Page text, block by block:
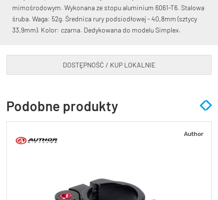
KryptoFlex Key Cable
34,90 zł* 89,00 zł*
mimośrodowym. Wykonana ze stopu aluminium 6061-T6. Stalowa
śruba. Waga: 52g. Średnica rury podsiodłowej - 40,8mm (sztycy
33,9mm). Kolor: czarna. Dedykowana do modelu Simplex.
DOSTĘPNOŚĆ / KUP LOKALNIE
Podobne produkty
Author